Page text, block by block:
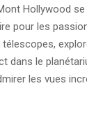
Hollywood
pour les
dans le
les vues